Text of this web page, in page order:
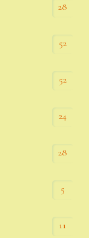
28
52
52
24
28
5
11